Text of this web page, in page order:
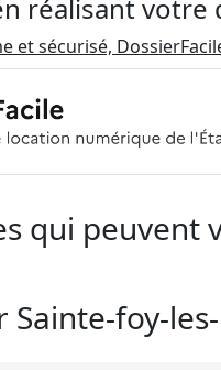
réalisant
et sécurisé,
qui peuvent
Sainte-foy-